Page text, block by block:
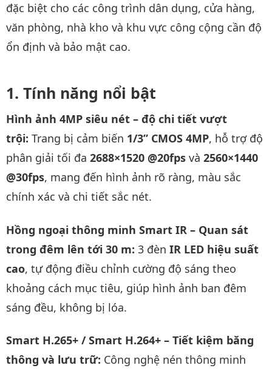
đặc biệt cho các công trình dân dụng, cửa hàng,
văn phòng, nhà kho và khu vực công cộng cần độ
ổn định và bảo mật cao.
Tính năng nổi bật
Hình ảnh 4MP siêu nét – độ chi tiết vượt
trội: Trang bị cảm biến 1/3” CMOS 4MP, hỗ trợ độ
phân giải tối đa 2688×1520 @20fps và 2560×1440
@30fps, mang đến hình ảnh rõ ràng, màu sắc
chính xác và chi tiết sắc nét.
Hồng ngoại thông minh Smart IR – Quan sát
trong đêm lên tới 30 m: 3 đèn IR LED hiệu suất
cao, tự động điều chỉnh cường độ sáng theo
khoảng cách mục tiêu, giúp hình ảnh ban đêm
sáng đều, không bị lóa.
Smart H.265+ / Smart H.264+ – Tiết kiệm băng
thông và lưu trữ: Công nghệ nén thông minh